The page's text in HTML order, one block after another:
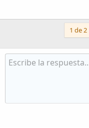
1 de 2